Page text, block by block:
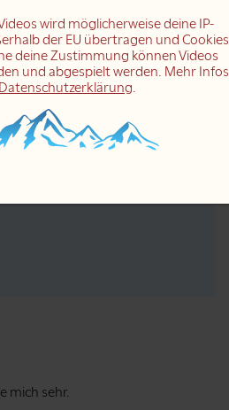
mich sehr.
wird möglicherweise deine IP-
der EU übertragen und Cookies
deine Zustimmung können Videos
und abgespielt werden. Mehr Infos
Datenschutzerklärung.